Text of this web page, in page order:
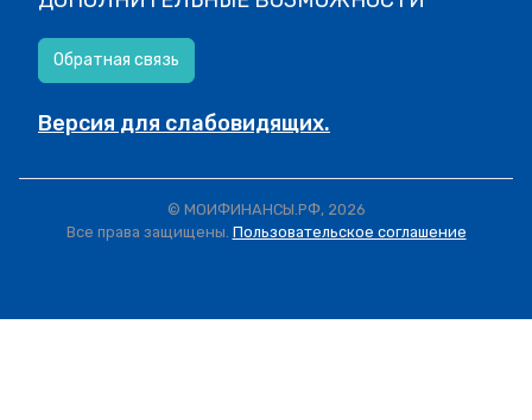
Обратная связь
Версия для слабовидящих.
© МОИФИНАНСЫ.РФ, 2026
Все права защищены. Пользовательское соглашение